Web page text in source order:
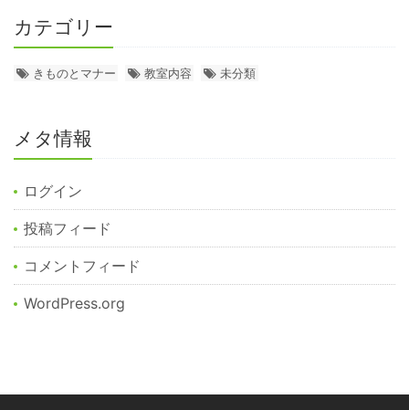
カテゴリー
きものとマナー 教室内容 未分類
メタ情報
ログイン
投稿フィード
コメントフィード
WordPress.org